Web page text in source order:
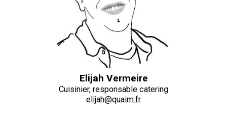
Elijah Vermeire
Cuisinier, responsable catering
elijah@quaim.fr